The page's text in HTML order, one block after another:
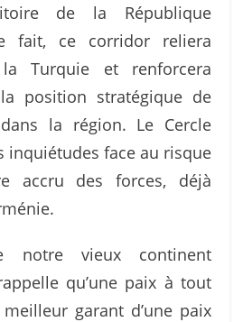
de la République
fait, ce corridor reliera
la Turquie et renforcera
position stratégique de
la région. Le Cercle
inquiétudes face au risque
accru des forces, déjà
notre vieux continent
qu’une paix à tout
garant d’une paix